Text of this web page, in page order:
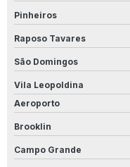
Produto Para
Produto Para
Produto Para
Produto Para
Produto Para
Pinheiros
Raposo Tavares
São Domingos
Vila Leopoldina
Aeroporto
Brooklin
Campo Grande